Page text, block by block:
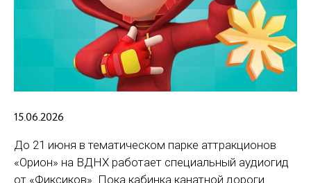
15.06.2026
До 21 июня в тематическом парке аттракционов
«Орион» на ВДНХ работает специальный аудиогид
от «Фиксиков». Пока кабинка канатной дороги